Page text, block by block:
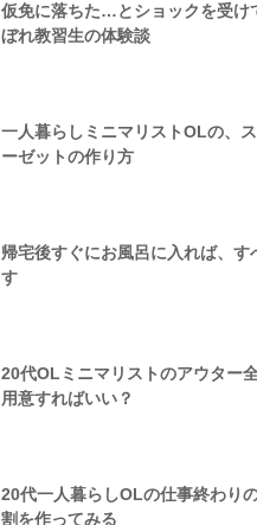
仮免に落ちた…とショックを受け
ぼれ教習生の体験談
一人暮らしミニマリストOLの、
ーゼットの作り方
帰宅後すぐにお風呂に入れば、す
す
20代OLミニマリストのアウター
用意すればいい？
20代一人暮らしOLの仕事終わり
割を作ってみる